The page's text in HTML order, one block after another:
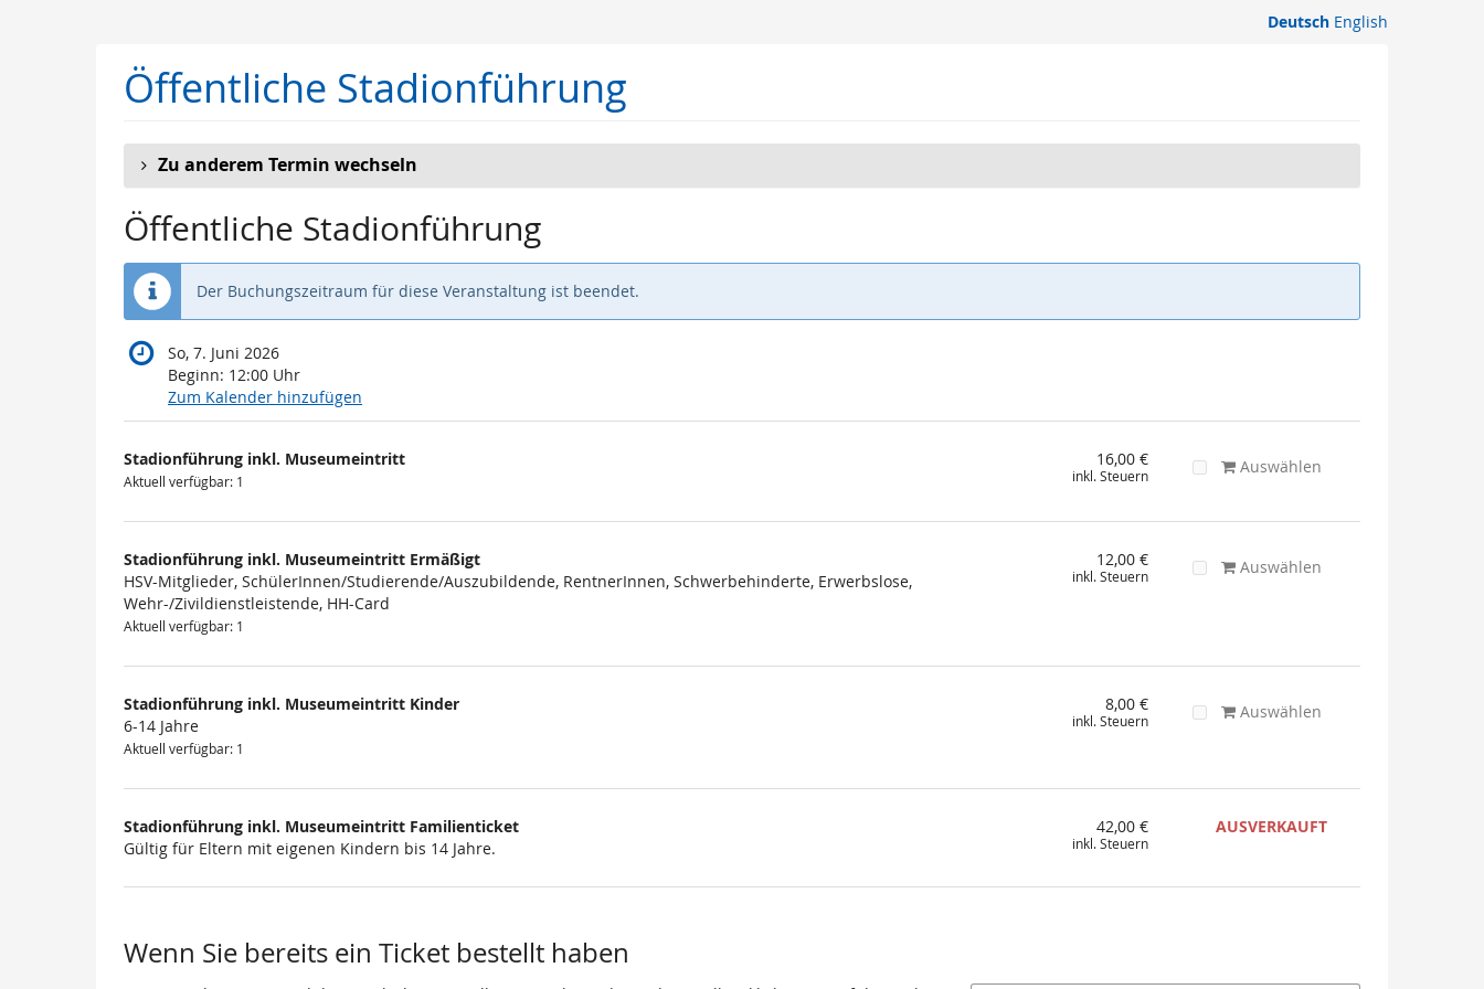
Deutsch English
Öffentliche Stadionführung
Zu anderem Termin wechseln
Öffentliche Stadionführung
Der Buchungszeitraum für diese Veranstaltung ist beendet.
So, 7. Juni 2026
Beginn: 12:00 Uhr
Zum Kalender hinzufügen
Produkte
Unkategorisierte
Produkte
Stadionführung inkl. Museumeintritt
Aktuell verfügbar: 1
16,00 €
inkl. Steuern Auswählen
Stadionführung inkl. Museumeintritt Ermäßigt
HSV-Mitglieder, SchülerInnen/Studierende/Auszubildende, RentnerInnen, Schwerbehinderte, Erwerbslose,
Wehr-/Zivildienstleistende, HH-Card
Aktuell verfügbar: 1
12,00 €
inkl. Steuern Auswählen
Stadionführung inkl. Museumeintritt Kinder
6-14 Jahre
Aktuell verfügbar: 1
8,00 €
inkl. Steuern Auswählen
Stadionführung inkl. Museumeintritt Familienticket
Gültig für Eltern mit eigenen Kindern bis 14 Jahre.
42,00 €
inkl. Steuern
AUSVERKAUFT
Wenn Sie bereits ein Ticket bestellt haben